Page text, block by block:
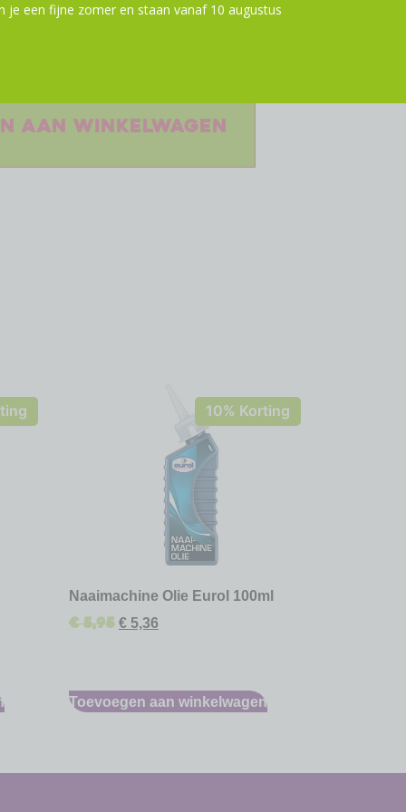
32 tanden
aan winkelwagen
10% Korting
Naaimachine Olie Eurol 100ml
€5,95 € 5,36
Toevoegen aan winkelwagen
je een fijne zomer en staan vanaf 10 augustus